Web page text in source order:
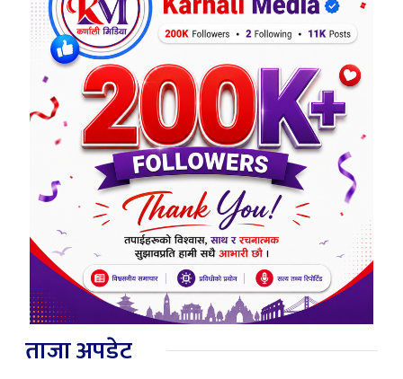
ताजा अपडेट